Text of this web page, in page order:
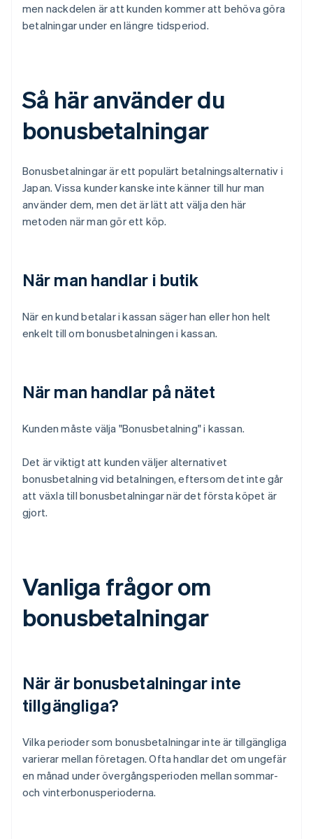
men nackdelen är att kunden kommer att behöva göra
betalningar under en längre tidsperiod.
Så här använder du
bonusbetalningar
Bonusbetalningar är ett populärt betalningsalternativ i
Japan. Vissa kunder kanske inte känner till hur man
använder dem, men det är lätt att välja den här
metoden när man gör ett köp.
När man handlar i butik
När en kund betalar i kassan säger han eller hon helt
enkelt till om bonusbetalningen i kassan.
När man handlar på nätet
Kunden måste välja "Bonusbetalning" i kassan.
Det är viktigt att kunden väljer alternativet
bonusbetalning vid betalningen, eftersom det inte går
att växla till bonusbetalningar när det första köpet är
gjort.
Vanliga frågor om
bonusbetalningar
När är bonusbetalningar inte
tillgängliga?
Vilka perioder som bonusbetalningar inte är tillgängliga
varierar mellan företagen. Ofta handlar det om ungefär
en månad under övergångsperioden mellan sommar-
och vinterbonusperioderna.